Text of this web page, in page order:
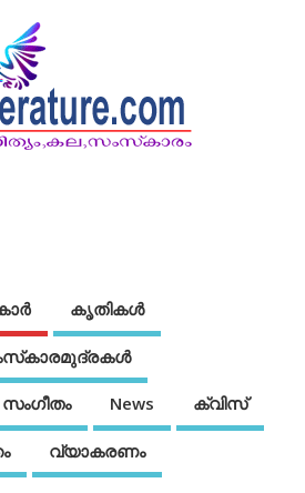
കൃതികൾ
സംഗീതം News ക്വിസ്
വ്യാകരണം